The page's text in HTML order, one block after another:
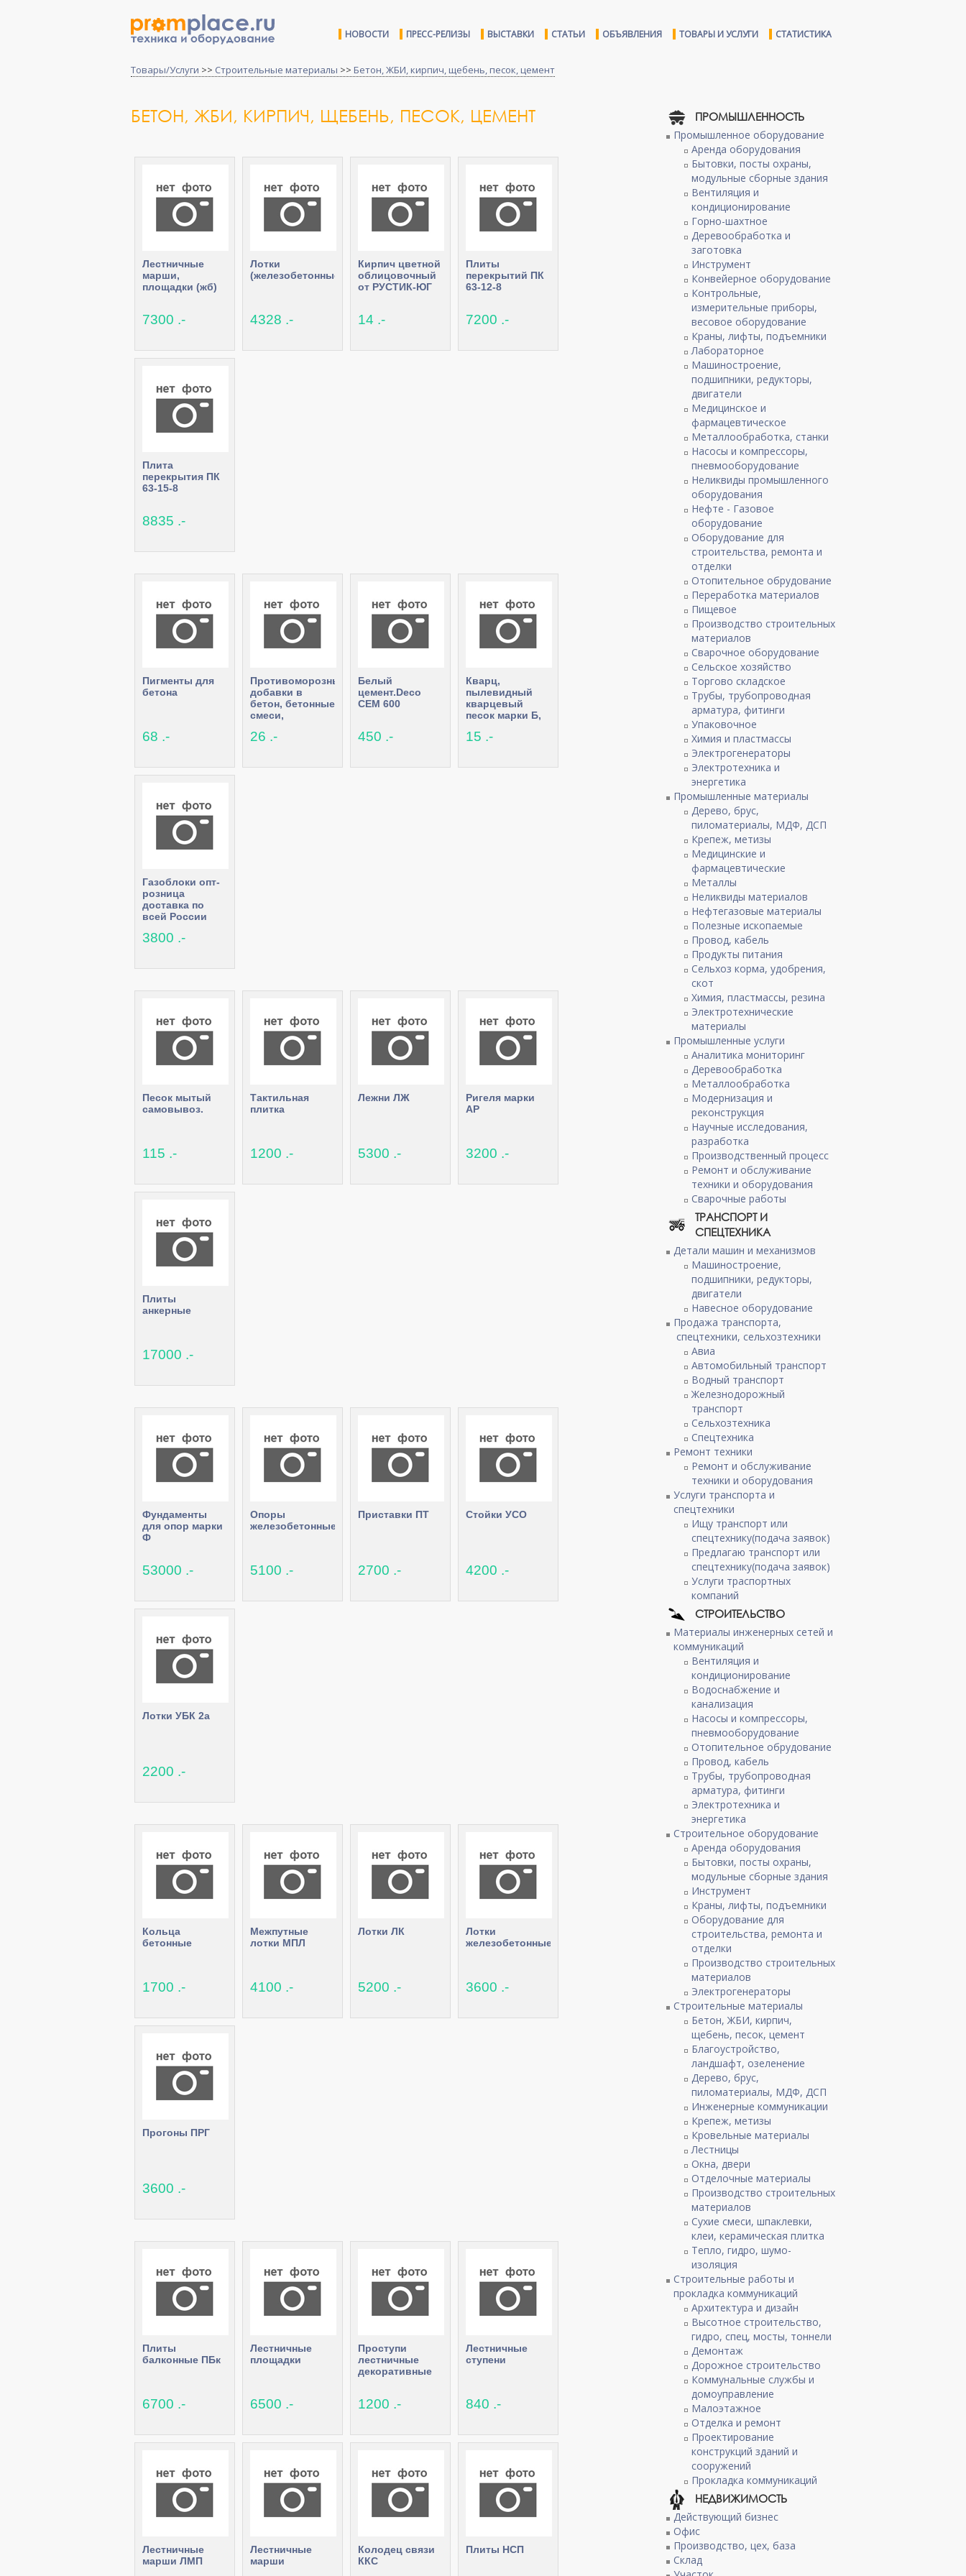
НОВОСТИ ПРЕСС-РЕЛИЗЫ ВЫСТАВКИ СТАТЬИ ОБЪЯВЛЕНИЯ ТОВАРЫ И УСЛУГИ СТАТИСТИКА
Товары/Услуги >> Строительные материалы >> Бетон, ЖБИ, кирпич, щебень, песок, цемент
БЕТОН, ЖБИ, КИРПИЧ, ЩЕБЕНЬ, ПЕСОК, ЦЕМЕНТ
Лестничные
марши,
площадки (жб)
7300 .-
Лoтки
(жeлeзoбeтoнные)
4328 .-
Кирпич цветной
облицовочный
от РУСТИК-ЮГ
14 .-
Плиты
перекрытий ПК
63-12-8
7200 .-
Плита
перекрытия ПК
63-15-8
8835 .-
Пигменты для
бетона
68 .-
Противоморозные
добавки в
бетон, бетонные
смеси,
26 .-
Белый
цемент.Deco
CEM 600
450 .-
Кварц,
пылевидный
кварцевый
песок марки Б,
15 .-
Газоблоки опт-
розница
доставка по
всей России
3800 .-
Песок мытый
самовывоз.
115 .-
Тактильная
плитка
1200 .-
Лежни ЛЖ
5300 .-
Ригеля марки
АР
3200 .-
Плиты
анкерные
17000 .-
Фундаменты
для опор марки
Ф
53000 .-
Опоры
железобетонные
5100 .-
Приставки ПТ
2700 .-
Стойки УСО
4200 .-
Лотки УБК 2а
2200 .-
Кольца
бетонные
1700 .-
Межпутные
лотки МПЛ
4100 .-
Лотки ЛК
5200 .-
Лотки
железобетонные
3600 .-
Прогоны ПРГ
3600 .-
Плиты
балконные ПБк
6700 .-
Лестничные
площадки
6500 .-
Проступи
лестничные
декоративные
1200 .-
Лестничные
ступени
840 .-
Лестничные
марши ЛМП
Лестничные
марши
Колодец связи
ККС
Плиты НСП
ПРОМЫШЛЕННОСТЬ
Промышленное оборудование
Аренда оборудования
Бытовки, посты охраны,
модульные сборные здания
Вентиляция и
кондиционирование
Горно-шахтное
Деревообработка и
заготовка
Инструмент
Конвейерное оборудование
Контрольные,
измерительные приборы,
весовое оборудование
Краны, лифты, подъемники
Лабораторное
Машиностроение,
подшипники, редукторы,
двигатели
Медицинское и
фармацевтическое
Металлообработка, станки
Насосы и компрессоры,
пневмооборудование
Неликвиды промышленного
оборудования
Нефте - Газовое
оборудование
Оборудование для
строительства, ремонта и
отделки
Отопительное обрудование
Переработка материалов
Пищевое
Производство строительных
материалов
Сварочное оборудование
Сельское хозяйство
Торгово складское
Трубы, трубопроводная
арматура, фитинги
Упаковочное
Химия и пластмассы
Электрогенераторы
Электротехника и
энергетика
Промышленные материалы
Дерево, брус,
пиломатериалы, МДФ, ДСП
Крепеж, метизы
Медицинские и
фармацевтические
Металлы
Неликвиды материалов
Нефтегазовые материалы
Полезные ископаемые
Провод, кабель
Продукты питания
Сельхоз корма, удобрения,
скот
Химия, пластмассы, резина
Электротехнические
материалы
Промышленные услуги
Аналитика мониторинг
Деревообработка
Металлообработка
Модернизация и
реконструкция
Научные исследования,
разработка
Производственный процесс
Ремонт и обслуживание
техники и оборудования
Сварочные работы
ТРАНСПОРТ И
СПЕЦТЕХНИКА
Детали машин и механизмов
Машиностроение,
подшипники, редукторы,
двигатели
Навесное оборудование
Продажа транспорта,
спецтехники, сельхозтехники
Авиа
Автомобильный транспорт
Водный транспорт
Железнодорожный
транспорт
Сельхозтехника
Спецтехника
Ремонт техники
Ремонт и обслуживание
техники и оборудования
Услуги транспорта и
спецтехники
Ищу транспорт или
спецтехнику(подача заявок)
Предлагаю транспорт или
спецтехнику(подача заявок)
Услуги траспортных
компаний
СТРОИТЕЛЬСТВО
Материалы инженерных сетей и
коммуникаций
Вентиляция и
кондиционирование
Водоснабжение и
канализация
Насосы и компрессоры,
пневмооборудование
Отопительное обрудование
Провод, кабель
Трубы, трубопроводная
арматура, фитинги
Электротехника и
энергетика
Строительное оборудование
Аренда оборудования
Бытовки, посты охраны,
модульные сборные здания
Инструмент
Краны, лифты, подъемники
Оборудование для
строительства, ремонта и
отделки
Производство строительных
материалов
Электрогенераторы
Строительные материалы
Бетон, ЖБИ, кирпич,
щебень, песок, цемент
Благоустройство,
ландшафт, озеленение
Дерево, брус,
пиломатериалы, МДФ, ДСП
Инженерные коммуникации
Крепеж, метизы
Кровельные материалы
Лестницы
Окна, двери
Отделочные материалы
Производство строительных
материалов
Сухие смеси, шпаклевки,
клеи, керамическая плитка
Тепло, гидро, шумо-
изоляция
Строительные работы и
прокладка коммуникаций
Архитектура и дизайн
Высотное строительство,
гидро, спец, мосты, тоннели
Демонтаж
Дорожное строительство
Коммунальные службы и
домоуправление
Малоэтажное
Отделка и ремонт
Проектирование
конструкций зданий и
сооружений
Прокладка коммуникаций
НЕДВИЖИМОСТЬ
Действующий бизнес
Офис
Производство, цех, база
Склад